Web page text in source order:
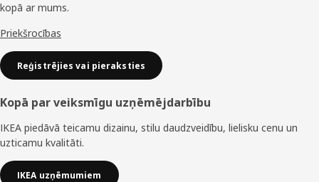
kopā ar mums.
Priekšrocības
Reģistrējies vai pieraksties
Kopā par veiksmīgu uzņēmējdarbību
IKEA piedāvā teicamu dizainu, stilu daudzveidību, lielisku cenu un
uzticamu kvalitāti.
IKEA uzņēmumiem